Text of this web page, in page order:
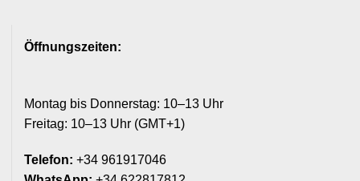
Öffnungszeiten:
Montag bis Donnerstag: 10–13 Uhr
Freitag: 10–13 Uhr (GMT+1)
Telefon: +34 961917046